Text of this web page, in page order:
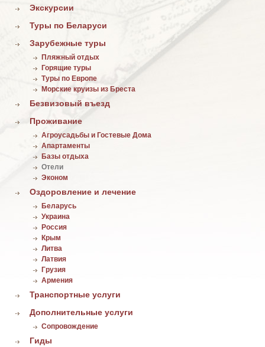
Экскурсии
Туры по Беларуси
Зарубежные туры
Пляжный отдых
Горящие туры
Туры по Европе
Морские круизы из Бреста
Безвизовый въезд
Проживание
Агроусадьбы и Гостевые Дома
Апартаменты
Базы отдыха
Отели
Эконом
Оздоровление и лечение
Беларусь
Украина
Россия
Крым
Литва
Латвия
Грузия
Армения
Транспортные услуги
Дополнительные услуги
Сопровождение
Гиды